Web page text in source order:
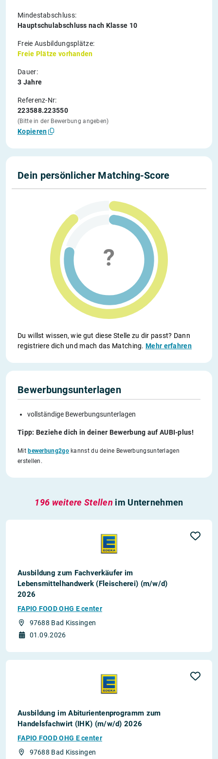
Mindestabschluss:
Hauptschulabschluss nach Klasse 10
Freie Ausbildungsplätze:
Freie Plätze vorhanden
Dauer:
3 Jahre
Referenz-Nr:
223588.223550
(Bitte in der Bewerbung angeben)
Kopieren
Dein persönlicher Matching-Score
Du willst wissen, wie gut diese Stelle zu dir passt? Dann
registriere dich und mach das Matching.Mehr erfahren
Bewerbungsunterlagen
vollständige Bewerbungsunterlagen
Tipp: Beziehe dich in deiner Bewerbung auf AUBI-plus!
Mitbewerbung2gokannst du deine Bewerbungsunterlagen
erstellen.
196 weitere Stellen im Unternehmen
Ausbildung zum Fachverkäufer im
Lebensmittelhandwerk (Fleischerei) (m/w/d)
2026
FAPIO FOOD OHG E center
97688 Bad Kissingen
01.09.2026
Ausbildung im Abiturientenprogramm zum
Handelsfachwirt (IHK) (m/w/d) 2026
FAPIO FOOD OHG E center
97688 Bad Kissingen